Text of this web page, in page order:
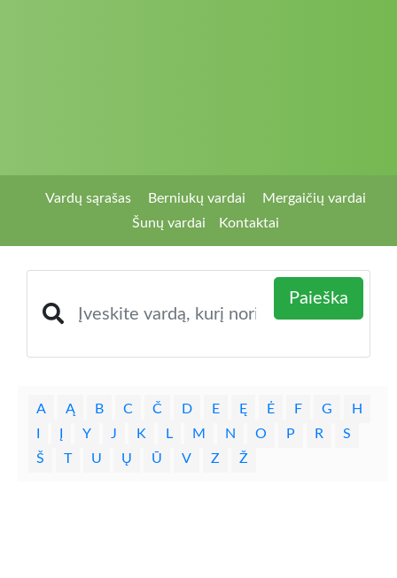
Vardų sąrašas Berniukų vardai
Mergaičių vardai
Šunų vardai
Kontaktai
Paieška
A Ą B C Č D E Ę Ė F G
H
Y J K L M N O P R
S
Š
T U Ų Ū V Z Ž